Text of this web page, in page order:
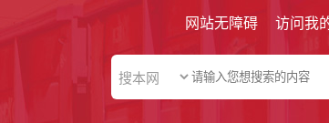
网站无障碍 访问我